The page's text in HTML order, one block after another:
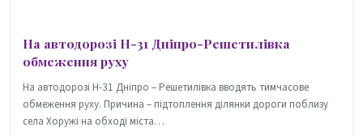
На автодорозі Н-31 Дніпро-Решетилівка
обмеження руху
На автодорозі Н-31 Дніпро – Решетилівка вводять тимчасове
обмеження руху. Причина – підтоплення ділянки дороги поблизу
села Хоружі на обході міста…